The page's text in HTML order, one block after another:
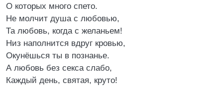
О которых много спето.
Не молчит душа с любовью,
Та любовь, когда с желаньем!
Низ наполнится вдруг кровью,
Окунёшься ты в познанье.
А любовь без секса слабо,
Каждый день, святая, круто!